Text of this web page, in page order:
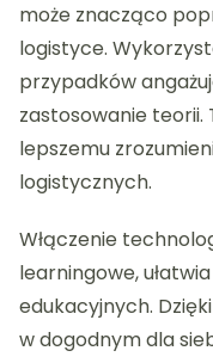
może znacząco
logistyce.
przypadków
zastosowanie teorii.
lepszemu
logistycznych.
Włączenie
learningowe,
edukacyjnych.
w dogodnym dla